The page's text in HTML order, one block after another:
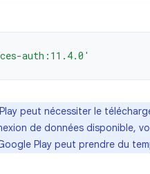
auth:11.4.0'
peut nécessiter le
de données disponible,
Play peut prendre du